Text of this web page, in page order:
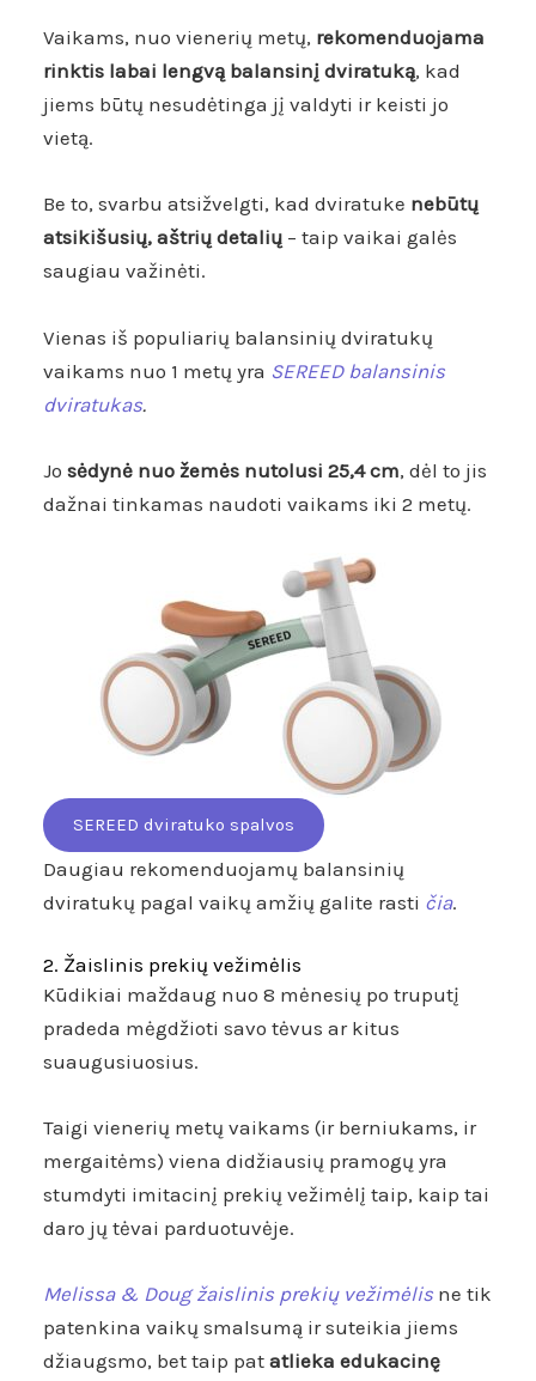
Vaikams, nuo vienerių metų, rekomenduojama
rinktis labai lengvą balansinį dviratuką, kad
jiems būtų nesudėtinga jį valdyti ir keisti jo
vietą.
Be to, svarbu atsižvelgti, kad dviratuke nebūtų
atsikišusių, aštrių detalių – taip vaikai galės
saugiau važinėti.
Vienas iš populiarių balansinių dviratukų
vaikams nuo 1 metų yra SEREED balansinis
dviratukas.
Josėdynė nuo žemės nutolusi 25,4 cm, dėl to jis
dažnai tinkamas naudoti vaikams iki 2 metų.
SEREED dviratuko spalvos
Daugiau rekomenduojamų balansinių
dviratukų pagal vaikų amžių galite rasti čia.
2. Žaislinis prekių vežimėlis
Kūdikiai maždaug nuo 8 mėnesių po truputį
pradeda mėgdžioti savo tėvus ar kitus
suaugusiuosius.
Taigi vienerių metų vaikams (ir berniukams, ir
mergaitėms) viena didžiausių pramogų yra
stumdyti imitacinį prekių vežimėlį taip, kaip tai
daro jų tėvai parduotuvėje.
Melissa & Doug žaislinis prekių vežimėlis ne tik
patenkina vaikų smalsumą ir suteikia jiems
džiaugsmo, bet taip patatlieka edukacinę